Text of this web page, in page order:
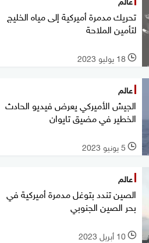
تحريك مدمرة أميركية إلى مياه الخليج
لتأمين الملاحة
l 18 يوليو 2023
عالم
الجيش الأميركي يعرض فيديو الحادث
الخطير في مضيق تايوان
l 5 يونيو 2023
عالم
الصين تندد بتوغل مدمرة أميركية في
بحر الصين الجنوبي
l 10 أبريل 2023